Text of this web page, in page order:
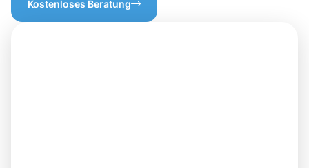
Kostenloses Beratung